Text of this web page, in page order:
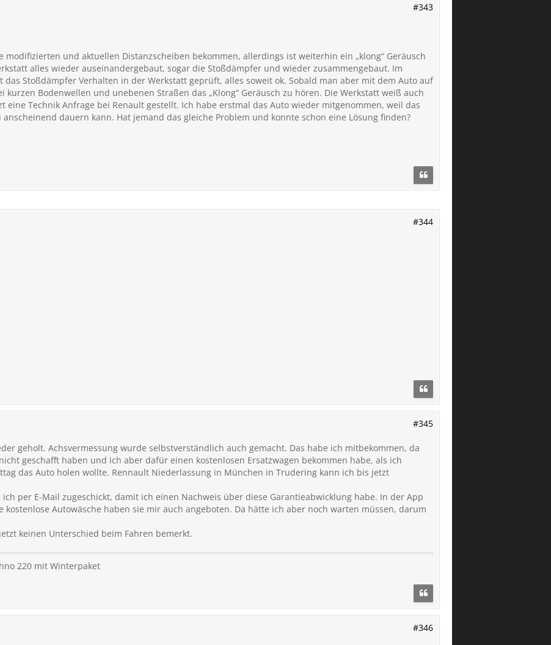
#343
modifizierten und aktuellen Distanzscheiben bekommen, allerdings ist weiterhin ein „klong“ Geräusch
alles wieder auseinandergebaut, sogar die Stoßdämpfer und wieder zusammengebaut. Im
das Stoßdämpfer Verhalten in der Werkstatt geprüft, alles soweit ok. Sobald man aber mit dem Auto auf
kurzen Bodenwellen und unebenen Straßen das „Klong“ Geräusch zu hören. Die Werkstatt weiß auch
eine Technik Anfrage bei Renault gestellt. Ich habe erstmal das Auto wieder mitgenommen, weil das
anscheinend dauern kann. Hat jemand das gleiche Problem und konnte schon eine Lösung finden?
#344
#345
geholt. Achsvermessung wurde selbstverständlich auch gemacht. Das habe ich mitbekommen, da
geschafft haben und ich aber dafür einen kostenlosen Ersatzwagen bekommen habe, als ich
das Auto holen wollte. Rennault Niederlassung in München in Trudering kann ich bis jetzt
ich per E-Mail zugeschickt, damit ich einen Nachweis über diese Garantieabwicklung habe. In der App
kostenlose Autowäsche haben sie mir auch angeboten. Da hätte ich aber noch warten müssen, darum
keinen Unterschied beim Fahren bemerkt.
220 mit Winterpaket
#346